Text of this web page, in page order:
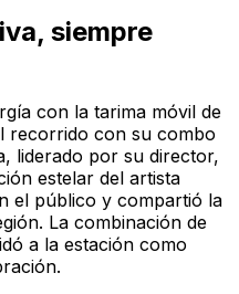
siempre
con la tarima móvil de
recorrido con su combo
liderado por su director,
estelar del artista
el público y compartió la
La combinación de
a la estación como